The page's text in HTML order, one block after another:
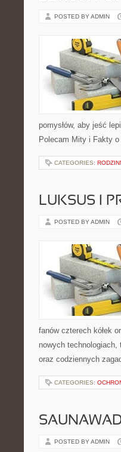
POSTED BY ADMIN
pomysłów, aby jeść
Polecam Mity i Fakty
CATEGORIES:
LUKSUS I
POSTED BY ADMIN
fanów czterech kółek
nowych
oraz codziennych
CATEGORIES:
POSTED BY ADMIN